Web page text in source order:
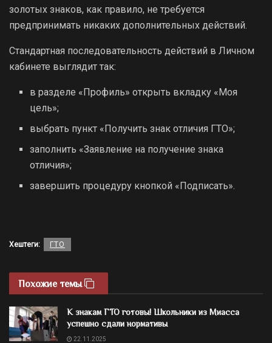
золотых знаков, как правило, не требуется
предпринимать никаких дополнительных действий.
Стандартная последовательность действий в Личном
кабинете выглядит так:
в разделе «Профиль» открыть вкладку «Моя
цель»;
выбрать пункт «Получить знак отличия ГТО»;
заполнить «Заявление на получение знака
отличия»;
завершить процедуру кнопкой «Подписать».
Хештеги: ГТО
Похожие темы
К знакам ГТО готовы! Школьники из Миасса
успешно сдали нормативы
22.11.2025